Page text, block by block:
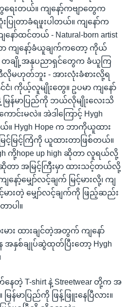
ေးတယ်။ ကျနော့်ကဗျာတွေက
ပြုတာခံရဖူးပါတယ်။ ကျနော်က
ာ်ထင်တယ် - Natural-born artist
ာ ကျနော့်ခံယူချက်ကတော့ ကိုယ်
တချို့အနုပညာရှင်တွေက ခံယူကြ
မဟုတ်ဘူး - အားလုံးခံစားလို့ရ
၊ ကိုယ့်လူမျိုးတွေ။ ဥပမာ ကျနော်
မြန်မာပြည်ကို ဘယ်လိုမျိုးလေးသိ
ာင်းမလဲ။ အဲဒါကြောင့် Hygh
Hygh Hope က ဘာကိုယူထား
င့်မြင့်ကြံကို ယူထားတာဖြစ်တယ်။
ကို့hope up high ဆိုတာ လူရယ်လို့
ဆိုတာ အမြင့်ကြီးမှာ ထားသင့်တယ်လို့
ာ့်မျှော်လင့်ချက် မြင့်မားလို့၊ ကျ
မားတဲ့ မျှော်လင့်ချက်ကို ဖြည့်ဆည်း
ပါ။
းမား ထားချင်တဲ့အတွက် ကျနော်
ေ အနှစ်ချုပ်ဆွဲထုတ်ပြီးတော့ Hygh
ေတဲ့ T-shirt နဲ့ Streetwear တို့က အ
ြန်မာပြည်ကို ဖြန့်ဖြူးနေပြီလား။